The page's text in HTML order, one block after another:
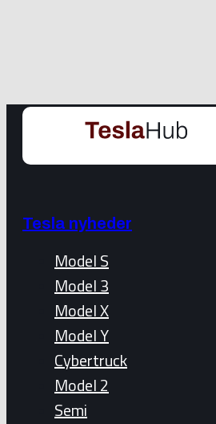
Tesla nyheder
Model S
Model 3
Model X
Model Y
Cybertruck
Model 2
Semi